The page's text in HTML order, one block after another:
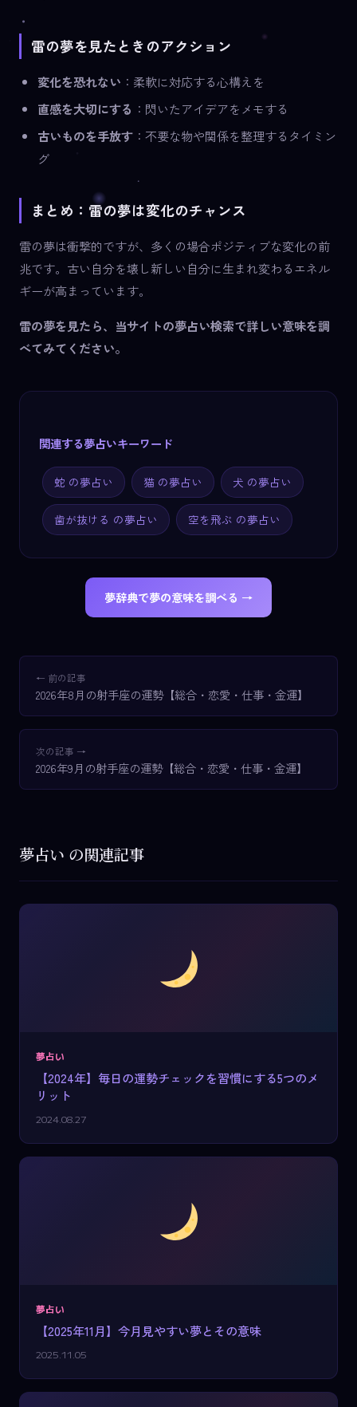
雷の夢を見たときのアクション
変化を恐れない ：柔軟に対応する心構えを
直感を大切にする ：閃いたアイデアをメモする
古いものを手放す：不要な物や関係を整理するタイミン
グ
まとめ：雷の夢は変化のチャンス
雷の夢は衝撃的ですが、多くの場合ポジティブな変化の前
兆です。古い自分を壊し新しい自分に生まれ変わるエネル
ギーが高まっています。
雷の夢を見たら、当サイトの夢占い検索で詳しい意味を調
べてみてください。
関連する夢占いキーワード
蛇 の夢占い 猫 の夢占い 犬 の夢占い
歯が抜ける の夢占い 空を飛ぶ の夢占い
夢辞典で夢の意味を調べる →
← 前の記事
2026年8月の射手座の運勢【総合・恋愛・仕事・金運】
次の記事 →
2026年9月の射手座の運勢【総合・恋愛・仕事・金運】
夢占い の関連記事
夢占い
【2024年】毎日の運勢チェックを習慣にする5つのメ
リット
2024.08.27
夢占い
【2025年11月】今月見やすい夢とその意味
2025.11.05